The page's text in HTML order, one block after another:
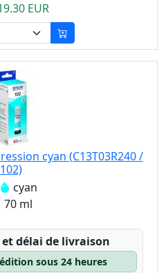
EUR
cyan (C13T03R240 /
102)
cyan
70 ml
délai de livraison
sous 24 heures